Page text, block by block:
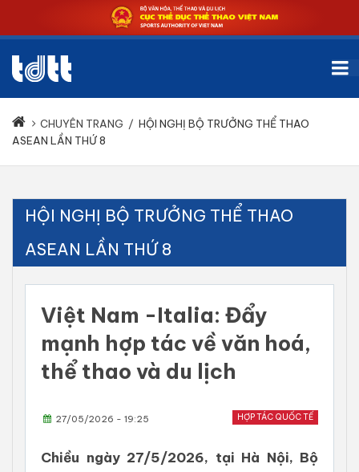
CHUYÊN TRANG / HỘI NGHỊ BỘ TRƯỞNG THỂ THAO
ASEAN LẦN THỨ 8
HỘI NGHỊ BỘ TRƯỞNG THỂ THAO
ASEAN LẦN THỨ 8
Việt Nam -Italia: Đẩy
mạnh hợp tác về văn hoá,
thể thao và du lịch
HỢP TÁC QUỐC TẾ
27/05/2026 - 19:25
Chiều ngày 27/5/2026, tại Hà Nội, Bộ